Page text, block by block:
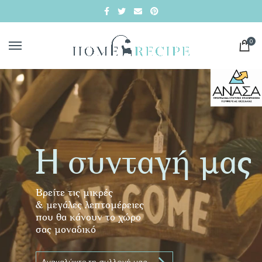
0
Η συνταγή μας
Βρείτε τις μικρές
& μεγάλες λεπτομέρειες
που θα κάνουν το χώρο
σας μοναδικό